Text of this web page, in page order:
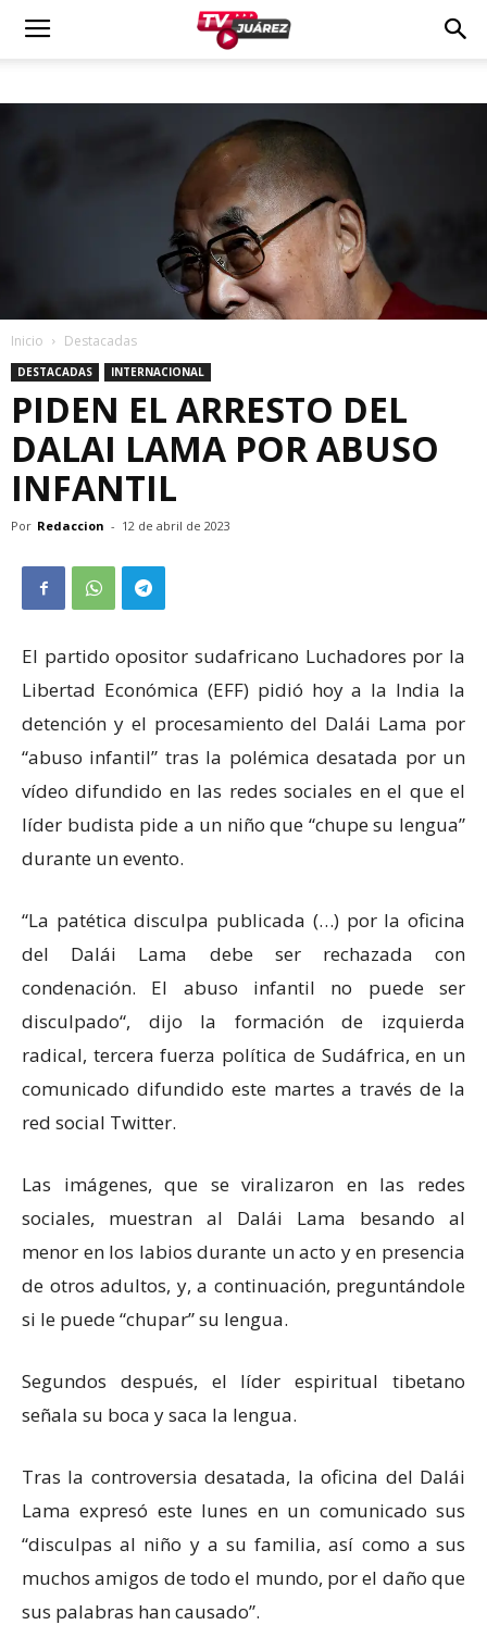
Inicio Destacadas
DESTACADAS INTERNACIONAL
PIDEN EL ARRESTO DEL
DALAI LAMA POR ABUSO
INFANTIL
Por Redaccion - 12 de abril de 2023
El partido opositor sudafricano Luchadores por la
Libertad Económica (EFF) pidió hoy a la India la
detención y el procesamiento del Dalái Lama por
“abuso infantil” tras la polémica desatada por un
vídeo difundido en las redes sociales en el que el
líder budista pide a un niño que “chupe su lengua”
durante un evento.
“La patética disculpa publicada (…) por la oficina
del Dalái Lama debe ser rechazada con
condenación. El abuso infantil no puede ser
disculpado“, dijo la formación de izquierda
radical, tercera fuerza política de Sudáfrica, en un
comunicado difundido este martes a través de la
red social Twitter.
Las imágenes, que se viralizaron en las redes
sociales, muestran al Dalái Lama besando al
menor en los labios durante un acto y en presencia
de otros adultos, y, a continuación, preguntándole
si le puede “chupar” su lengua.
Segundos después, el líder espiritual tibetano
señala su boca y saca la lengua.
Tras la controversia desatada, la oficina del Dalái
Lama expresó este lunes en un comunicado sus
“disculpas al niño y a su familia, así como a sus
muchos amigos de todo el mundo, por el daño que
sus palabras han causado”.